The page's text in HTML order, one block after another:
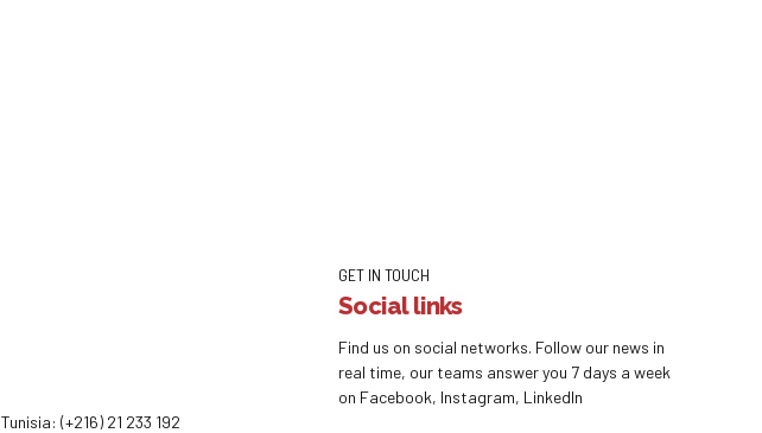
Tunisia: (+216) 21 233 192
GET IN TOUCH
Social links
Find us on social networks. Follow our news in
real time, our teams answer you 7 days a week
on Facebook, Instagram, LinkedIn